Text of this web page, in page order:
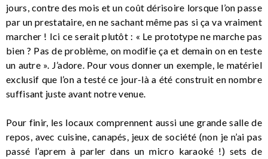
jours, contre des mois et un coût dérisoire lorsque l’on passe
par un prestataire, en ne sachant même pas si ça va vraiment
marcher ! Ici ce serait plutôt : « Le prototype ne marche pas
bien ? Pas de problème, on modifie ça et demain on en teste
un autre ». J’adore. Pour vous donner un exemple, le matériel
exclusif que l’on a testé ce jour-là a été construit en nombre
suffisant juste avant notre venue.
Pour finir, les locaux comprennent aussi une grande salle de
repos, avec cuisine, canapés, jeux de société (non je n’ai pas
passé l’aprem à parler dans un micro karaoké !) sets de